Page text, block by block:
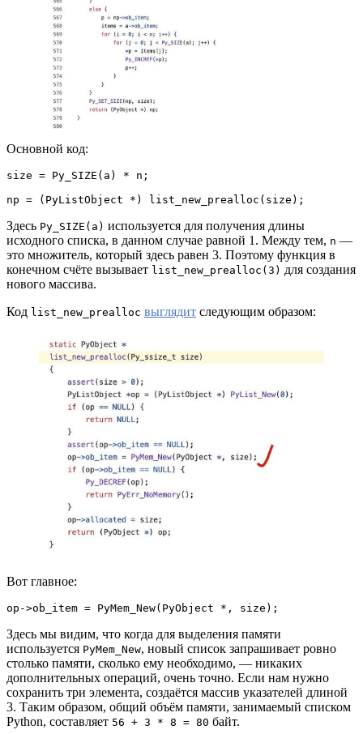
Основной код:
size = Py_SIZE(a) * n;
np = (PyListObject *) list_new_prealloc(size);
Здесь Py_SIZE(a) используется для получения длины
исходного списка, в данном случае равной 1. Между тем, n —
это множитель, который здесь равен 3. Поэтому функция в
конечном счёте вызывает list_new_prealloc(3) для создания
нового массива.
Код list_new_prealloc выглядит следующим образом:
Вот главное:
op->ob_item = PyMem_New(PyObject *, size);
Здесь мы видим, что когда для выделения памяти
используется PyMem_New, новый список запрашивает ровно
столько памяти, сколько ему необходимо, — никаких
дополнительных операций, очень точно. Если нам нужно
сохранить три элемента, создаётся массив указателей длиной
3. Таким образом, общий объём памяти, занимаемый списком
Python, составляет 56 + 3 * 8 = 80 байт.